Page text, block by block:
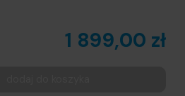
1 899,00 zł